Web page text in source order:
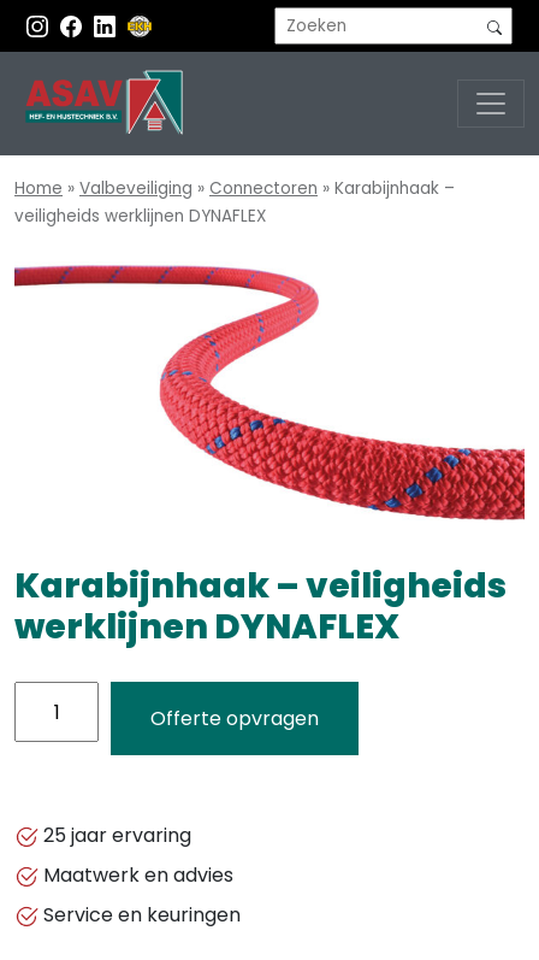
Home » Valbeveiliging » Connectoren » Karabijnhaak –
veiligheids werklijnen DYNAFLEX
Karabijnhaak – veiligheids
werklijnen DYNAFLEX
DYNAFLEX
Offerte opvragen
25 jaar ervaring
Maatwerk en advies
Service en keuringen